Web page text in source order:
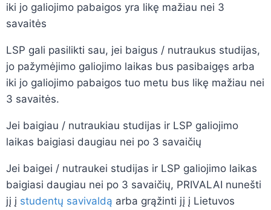
iki jo galiojimo pabaigos yra likę mažiau nei 3
savaitės
LSP gali pasilikti sau, jei baigus / nutraukus studijas,
jo pažymėjimo galiojimo laikas bus pasibaigęs arba
iki jo galiojimo pabaigos tuo metu bus likę mažiau nei
3 savaitės.
Jei baigiau / nutraukiau studijas ir LSP galiojimo
laikas baigiasi daugiau nei po 3 savaičių
Jei baigei / nutraukei studijas ir LSP galiojimo laikas
baigiasi daugiau nei po 3 savaičių, PRIVALAI nunešti
jį į studentų savivaldą arba grąžinti jį į Lietuvos